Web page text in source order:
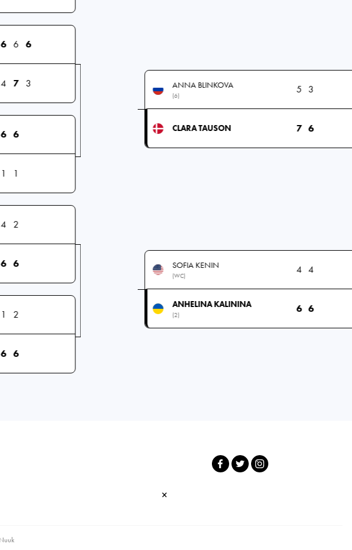
6 6 6
4 7 3
6 6
1 1
4 2
6 6
1 2
6 6
ANNA BLINKOVA
(6)
5 3
CLARA TAUSON 7 6
SOFIA KENIN
(WC)
4 4
ANHELINA KALININA
(2)
6 6
Nuuk
×